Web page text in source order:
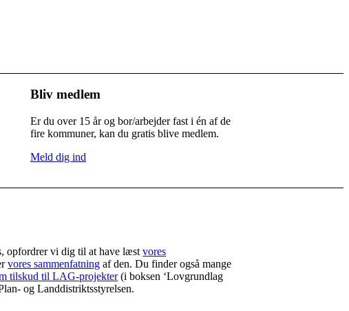
Bliv medlem
Er du over 15 år og bor/arbejder fast i én af de
fire kommuner, kan du gratis blive medlem.
Meld dig ind
opfordrer vi dig til at have læstvores
vores sammenfatning af den. Du finder også mange
tilskud til LAG-projekter(i boksen ‘Lovgrundlag
og Landdistriktsstyrelsen.